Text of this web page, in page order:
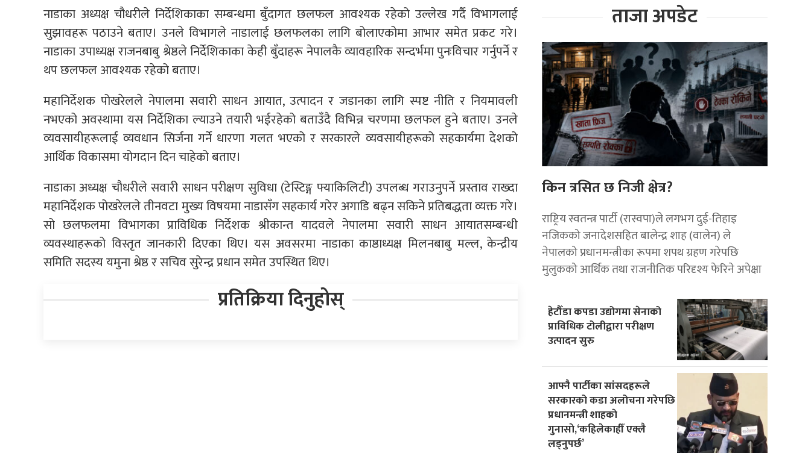
नाडाका अध्यक्ष चौधरीले निर्देशिकाका सम्बन्धमा बुँदागत छलफल आवश्यक रहेको उल्लेख गर्दै विभागलाई
सुझावहरू पठाउने बताए। उनले विभागले नाडालाई छलफलका लागि बोलाएकोमा आभार समेत प्रकट गरे।
नाडाका उपाध्यक्ष राजनबाबु श्रेष्ठले निर्देशिकाका केही बुँदाहरू नेपालकै व्यावहारिक सन्दर्भमा पुनःविचार गर्नुपर्ने र
थप छलफल आवश्यक रहेको बताए।
महानिर्देशक पोखरेलले नेपालमा सवारी साधन आयात, उत्पादन र जडानका लागि स्पष्ट नीति र नियमावली
नभएको अवस्थामा यस निर्देशिका ल्याउने तयारी भईरहेको बताउँदै विभिन्न चरणमा छलफल हुने बताए। उनले
व्यवसायीहरूलाई व्यवधान सिर्जना गर्ने धारणा गलत भएको र सरकारले व्यवसायीहरूको सहकार्यमा देशको
आर्थिक विकासमा योगदान दिन चाहेको बताए।
नाडाका अध्यक्ष चौधरीले सवारी साधन परीक्षण सुविधा (टेस्टिङ्ग फ्याकिलिटी) उपलब्ध गराउनुपर्ने प्रस्ताव राख्दा
महानिर्देशक पोखरेलले तीनवटा मुख्य विषयमा नाडासँग सहकार्य गरेर अगाडि बढ्न सकिने प्रतिबद्धता व्यक्त गरे।
सो छलफलमा विभागका प्राविधिक निर्देशक श्रीकान्त यादवले नेपालमा सवारी साधन आयातसम्बन्धी
व्यवस्थाहरूको विस्तृत जानकारी दिएका थिए। यस अवसरमा नाडाका काष्ठाध्यक्ष मिलनबाबु मल्ल, केन्द्रीय
समिति सदस्य यमुना श्रेष्ठ र सचिव सुरेन्द्र प्रधान समेत उपस्थित थिए।
प्रतिक्रिया दिनुहोस्
ताजा अपडेट
किन त्रसित छ निजी क्षेत्र?
राष्ट्रिय स्वतन्त्र पार्टी (रास्वपा)ले लगभग दुई-तिहाइ
नजिकको जनादेशसहित बालेन्द्र शाह (वालेन) ले
नेपालको प्रधानमन्त्रीका रूपमा शपथ ग्रहण गरेपछि
मुलुकको आर्थिक तथा राजनीतिक परिदृश्य फेरिने अपेक्षा
हेटौँडा कपडा उद्योगमा सेनाको
प्राविधिक टोलीद्वारा परीक्षण
उत्पादन सुरु
आफ्नै पार्टीका सांसदहरूले
सरकारको कडा अलोचना गरेपछि
प्रधानमन्त्री शाहकाे
गुनासाे,‘कहिलेकाहीँ एक्लै
लड्नुपर्छ’